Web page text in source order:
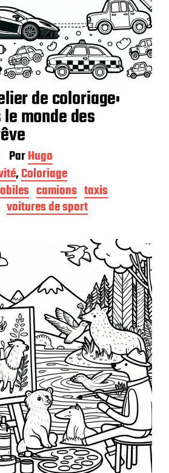
de coloriage:
monde des
ParHugo
,Coloriage
camions taxis
voitures de sport